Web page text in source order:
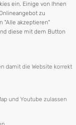
Feldstraße gerufen.
ein. Einige von Ihnen
zu
"Alle akzeptieren"
diese mit dem Button
damit die Website korrekt
und Youtube zulassen